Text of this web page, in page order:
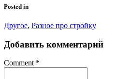
Posted in
Другое, Разное про стройку
Добавить комментарий
Comment *